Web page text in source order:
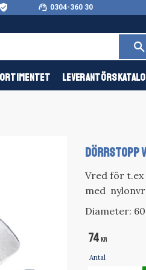
verified_user support_agent 0304-360 30
DÖRRSTOPP
Vred för
med
Diameter:
74 KR
Antal